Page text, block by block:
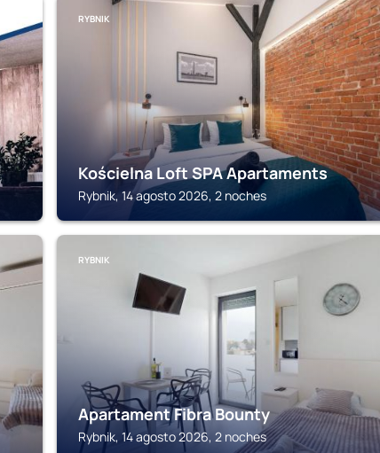
RYBNIK
Kościelna Loft SPA Apartaments
Rybnik, 14 agosto 2026, 2 noches
RYBNIK
Apartament Fibra Bounty
Rybnik, 14 agosto 2026, 2 noches